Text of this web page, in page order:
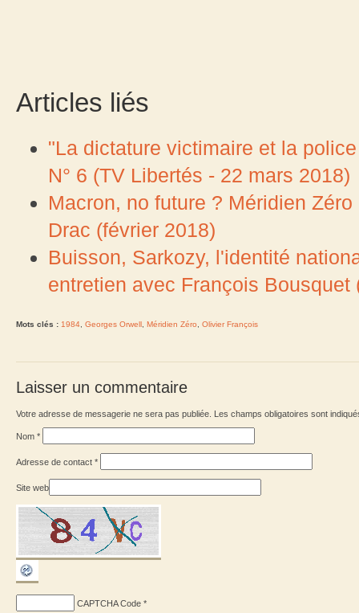
Articles liés
"La dictature victimaire et la
N° 6 (TV Libertés - 22 mars 2018)
Macron, no future ? Méridien
Drac (février 2018)
Buisson, Sarkozy, l'identité
entretien avec François
Mots clés : 1984 Georges Orwell Méridien Zéro Olivier François
Laisser un commentaire
Votre adresse de messagerie ne sera pas publiée. Les champs obligatoires sont
Nom *
Adresse de contact *
Site web
CAPTCHA Code *